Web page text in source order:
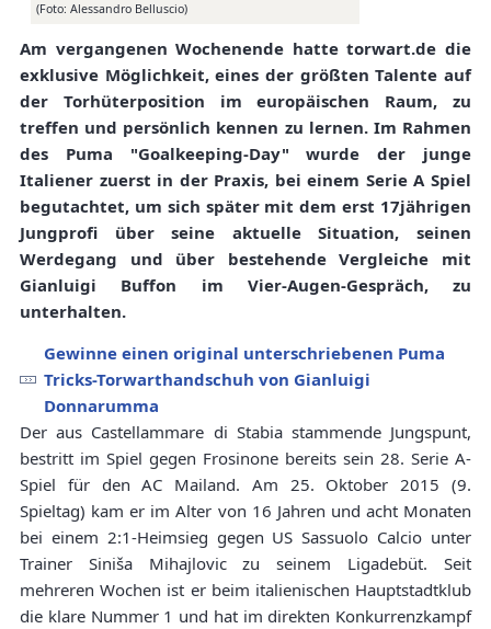
(Foto: Alessandro Belluscio)
Am vergangenen Wochenende hatte torwart.de die
exklusive Möglichkeit, eines der größten Talente auf
der Torhüterposition im europäischen Raum, zu
treffen und persönlich kennen zu lernen. Im Rahmen
des Puma "Goalkeeping-Day" wurde der junge
Italiener zuerst in der Praxis, bei einem Serie A Spiel
begutachtet, um sich später mit dem erst 17jährigen
Jungprofi über seine aktuelle Situation, seinen
Werdegang und über bestehende Vergleiche mit
Gianluigi Buffon im Vier-Augen-Gespräch, zu
unterhalten.
Gewinne einen original unterschriebenen Puma
Tricks-Torwarthandschuh von Gianluigi
Donnarumma
Der aus Castellammare di Stabia stammende Jungspunt,
bestritt im Spiel gegen Frosinone bereits sein 28. Serie A-
Spiel für den AC Mailand. Am 25. Oktober 2015 (9.
Spieltag) kam er im Alter von 16 Jahren und acht Monaten
bei einem 2:1-Heimsieg gegen US Sassuolo Calcio unter
Trainer Siniša Mihajlovic zu seinem Ligadebüt. Seit
mehreren Wochen ist er beim italienischen Hauptstadtklub
die klare Nummer 1 und hat im direkten Konkurrenzkampf